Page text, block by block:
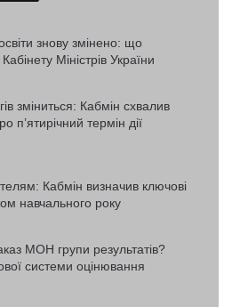
знову змінено: що
Міністрів України
зміниться: Кабмін схвалив
п’ятирічний термін дії
Кабмін визначив ключові
навчального року
МОН групи результатів?
системи оцінювання